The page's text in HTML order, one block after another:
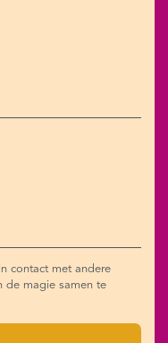
contact met andere
de magie samen te